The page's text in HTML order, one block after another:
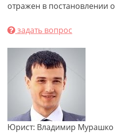
отражен в постановлении
задать вопрос
Юрист: Владимир Мурашко